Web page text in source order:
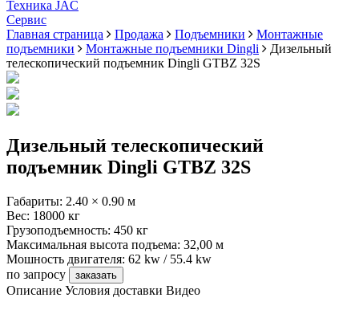
Техника JAC
Cервис
Главная страница
Продажа Подъемники
Монтажные
подъемники
Монтажные подъемники Dingli
Дизельный
телескопический подъемник Dingli GTBZ 32S
Дизельный телескопический
подъемник Dingli GTBZ 32S
Габариты: 2.40 × 0.90 м
Вес: 18000 кг
Грузоподъемность: 450 кг
Максимальная высота подъема: 32,00 м
Мошность двигателя: 62 kw / 55.4 kw
по запросу
заказать
Описание Условия доставки Видео